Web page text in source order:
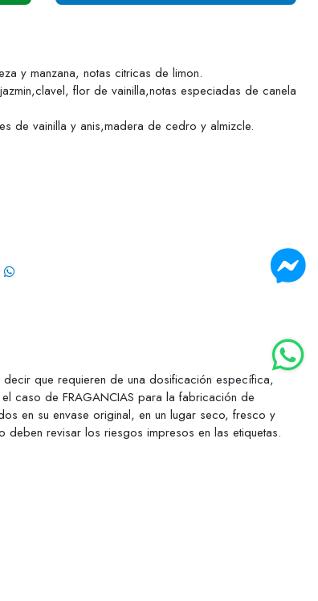
y manzana, notas citricas de limon.
flor de vainilla,notas especiadas de canela
de vainilla y anis,madera de cedro y almizcle.
decir que requieren de una dosificación específica,
caso de FRAGANCIAS para la fabricación de
en su envase original, en un lugar seco, fresco y
deben revisar los riesgos impresos en las etiquetas.